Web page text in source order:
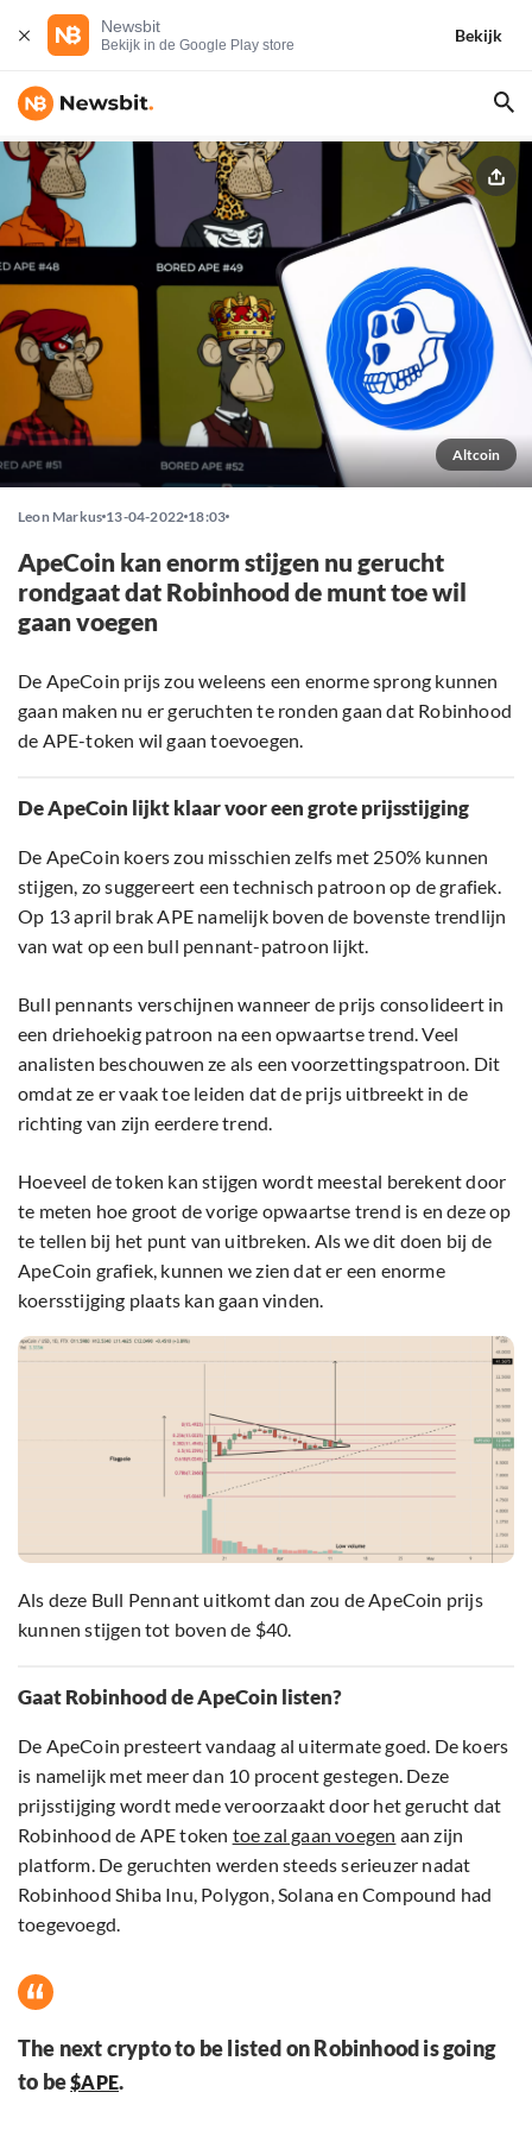
Newsbit
Bekijk in de Google Play store
Bekijk
Altcoin
Leon Markus 13-04-2022 18:03
ApeCoin kan enorm stijgen nu gerucht
rondgaat dat Robinhood de munt toe wil
gaan voegen
De ApeCoin prijs zou weleens een enorme sprong kunnen
gaan maken nu er geruchten te ronden gaan dat Robinhood
de APE-token wil gaan toevoegen.
De ApeCoin lijkt klaar voor een grote prijsstijging
De ApeCoin koers zou misschien zelfs met 250% kunnen
stijgen, zo suggereert een technisch patroon op de grafiek.
Op 13 april brak APE namelijk boven de bovenste trendlijn
van wat op een bull pennant-patroon lijkt.
Bull pennants verschijnen wanneer de prijs consolideert in
een driehoekig patroon na een opwaartse trend. Veel
analisten beschouwen ze als een voorzettingspatroon. Dit
omdat ze er vaak toe leiden dat de prijs uitbreekt in de
richting van zijn eerdere trend.
Hoeveel de token kan stijgen wordt meestal berekent door
te meten hoe groot de vorige opwaartse trend is en deze op
te tellen bij het punt van uitbreken. Als we dit doen bij de
ApeCoin grafiek, kunnen we zien dat er een enorme
koersstijging plaats kan gaan vinden.
Als deze Bull Pennant uitkomt dan zou de ApeCoin prijs
kunnen stijgen tot boven de $40.
Gaat Robinhood de ApeCoin listen?
De ApeCoin presteert vandaag al uitermate goed. De koers
is namelijk met meer dan 10 procent gestegen. Deze
prijsstijging wordt mede veroorzaakt door het gerucht dat
Robinhood de APE token toe zal gaan voegen aan zijn
platform. De geruchten werden steeds serieuzer nadat
Robinhood Shiba Inu, Polygon, Solana en Compound had
toegevoegd.
The next crypto to be listed on Robinhood is going
to be$APE.